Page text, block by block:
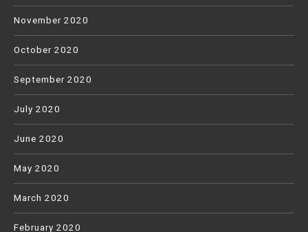
November 2020
October 2020
September 2020
July 2020
June 2020
May 2020
March 2020
February 2020